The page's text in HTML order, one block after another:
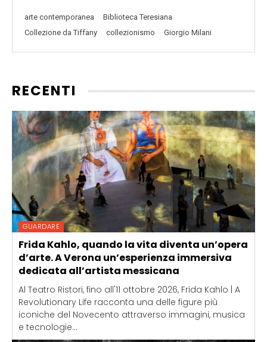
arte contemporanea
Biblioteca Teresiana
Collezione da Tiffany
collezionismo Giorgio Milani
RECENTI
GUARDARE
Frida Kahlo, quando la vita diventa un’opera
d’arte. A Verona un’esperienza immersiva
dedicata all’artista messicana
Al Teatro Ristori, fino all'11 ottobre 2026, Frida Kahlo | A
Revolutionary Life racconta una delle figure più
iconiche del Novecento attraverso immagini, musica
e tecnologie...